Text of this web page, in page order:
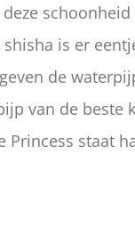
is er
de
van de
Princess staat